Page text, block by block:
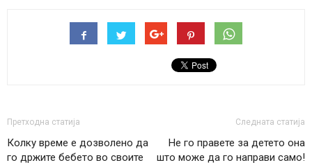
Претходна статија
Колку време е дозволено да
го држите бебето во своите
Следната статија
Не го правете за детето она
што може да го направи само!